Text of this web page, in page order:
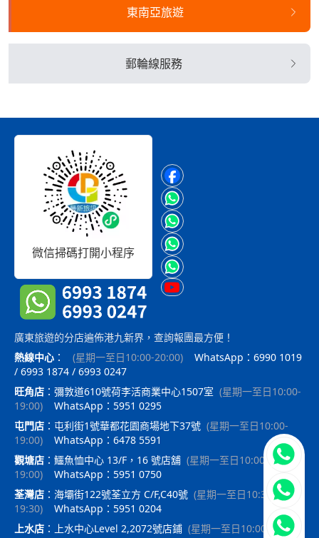
東南亞旅遊
郵輪線服務
微信掃碼打開小程序
廣東旅遊的分店遍佈港九新界，查詢報團最方便！
熱線中心 ： (星期一至日10:00-20:00)
WhatsApp：6990 1019
/ 6993 1874 / 6993 0247
旺角店 ： 彌敦道610號荷李活商業中心1507室 (星期一至日10:00-
19:00)
WhatsApp：5951 0295
屯門店 ： 屯利街1號華都花園商場地下37號 (星期一至日10:00-
19:00)
WhatsApp：6478 5591
觀塘店 ： 鱷魚恤中心 13/F，16 號店舖 (星期一至日10:00-
19:00)
WhatsApp：5951 0750
荃灣店 ： 海壩街122號荃立方 C/F,C40號 (星期一至日10:30-
19:30)
WhatsApp：5951 0204
上水店 ： 上水中心Level 2,2072號店鋪 (星期一至日10:00-
立即